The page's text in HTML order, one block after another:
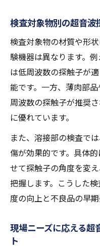
用術
検査実績が示
顧客満足度向
導入時に押さえた
超音波探傷試
ト
導入後のメン
検査業務に適
サポート体制
導入実績から
定基準
超音波探傷試
検査対象物別の超音
検査対象物の材質や形
験機器は異なります。
は低周波数の探触子が
能です。一方、薄肉部
周波数の探触子が推奨
に優れています。
また、溶接部の検査で
傷が効果的です。具体
せて探触子の角度を変
把握します。こうした
度の向上と不良品の早期
現場ニーズに応える超
ト